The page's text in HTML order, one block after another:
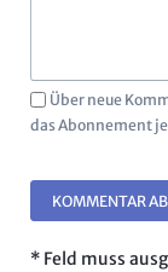
Über neue
das Abonnement
KOMMENTAR
* Feld muss